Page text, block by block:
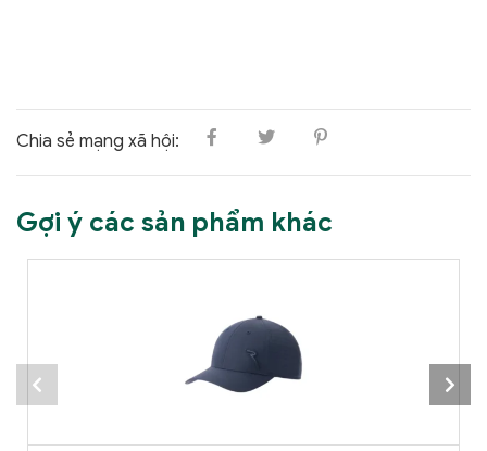
Chia sẻ mạng xã hội:
Gợi ý các sản phẩm khác